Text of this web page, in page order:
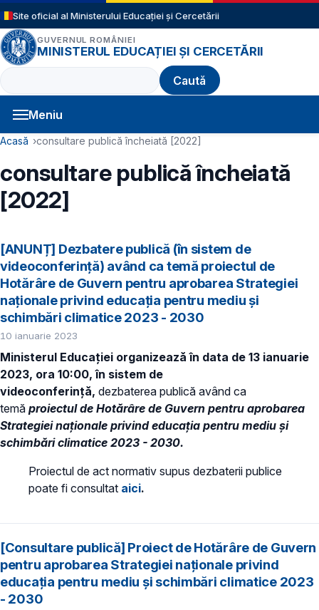
Sari la conținutul principal
Site oficial al Ministerului Educației și Cercetării
GUVERNUL ROMÂNIEI
MINISTERUL EDUCAȚIEI ȘI CERCETĂRII
Caută
Meniu
Navigație principală
Cale de navigare
Acasă consultare publică încheiată [2022]
consultare publică încheiată
[2022]
[ANUNȚ] Dezbatere publică (în sistem de
videoconferință) având ca temă proiectul de
Hotărâre de Guvern pentru aprobarea Strategiei
naționale privind educația pentru mediu și
schimbări climatice 2023 - 2030
10 ianuarie 2023
Ministerul Educației organizează în data de 13 ianuarie
2023, ora 10:00, în sistem de
videoconferință, dezbaterea publică având ca
temă proiectul de Hotărâre de Guvern pentru aprobarea
Strategiei naționale privind educația pentru mediu și
schimbări climatice 2023 - 2030.
Proiectul de act normativ supus dezbaterii publice
poate fi consultat aici.
[Consultare publică] Proiect de Hotărâre de Guvern
pentru aprobarea Strategiei naționale privind
educația pentru mediu și schimbări climatice 2023
- 2030